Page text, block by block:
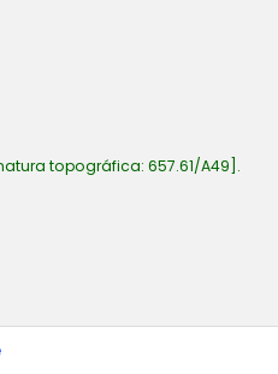
topográfica: 657.61/A49 .